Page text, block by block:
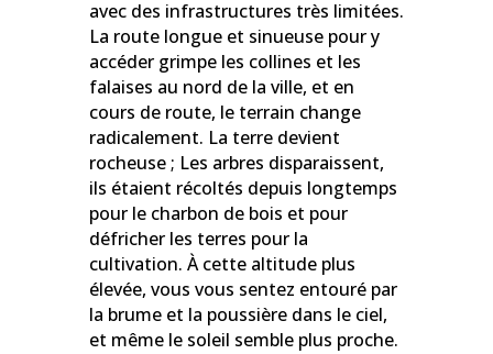
avec des infrastructures très limitées.
La route longue et sinueuse pour y
accéder grimpe les collines et les
falaises au nord de la ville, et en
cours de route, le terrain change
radicalement. La terre devient
rocheuse ; Les arbres disparaissent,
ils étaient récoltés depuis longtemps
pour le charbon de bois et pour
défricher les terres pour la
cultivation. À cette altitude plus
élevée, vous vous sentez entouré par
la brume et la poussière dans le ciel,
et même le soleil semble plus proche.